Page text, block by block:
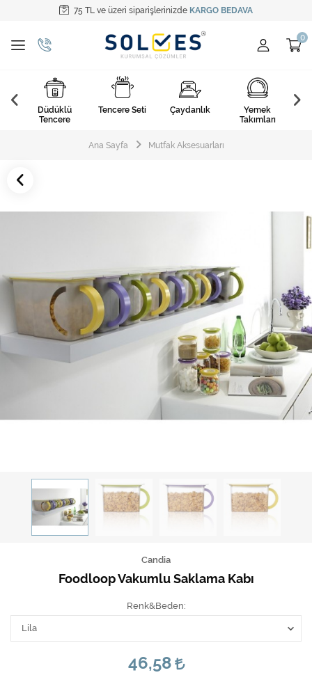
75 TL ve üzeri siparişlerinizde KARGO BEDAVA
Tüm Kategoriler
Pişirme Gereçleri
Yemek Takımları
Kahvaltı Takımları
Çatal Kaşık Bıçak
Cam Ürünler
Düdüklü
Tencere
Tencere Seti Çaydanlık
Yemek
Takımları
Ana Sayfa Mutfak Aksesuarları
Candia
Foodloop Vakumlu Saklama Kabı
Renk&Beden
46,58